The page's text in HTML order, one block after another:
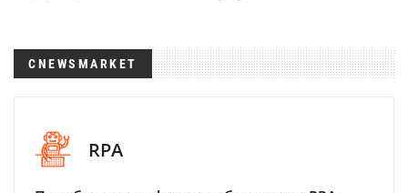
CNEWSMARKET
RPA